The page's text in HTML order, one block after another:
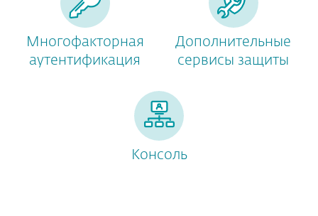
Многофакторная
аутентификация
Дополнительные
сервисы защиты
Консоль